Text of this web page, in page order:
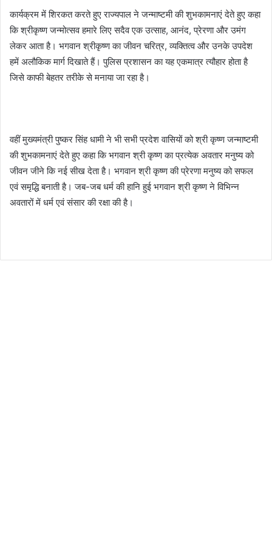
कार्यक्रम में शिरकत करते हुए राज्यपाल ने जन्माष्टमी की शुभकामनाएं देते हुए कहा
कि श्रीकृष्ण जन्मोत्सव हमारे लिए सदैव एक उत्साह, आनंद, प्रेरणा और उमंग
लेकर आता है। भगवान श्रीकृष्ण का जीवन चरित्र, व्यक्तित्व और उनके उपदेश
हमें अलौकिक मार्ग दिखाते हैं। पुलिस प्रशासन का यह एकमात्र त्यौहार होता है
जिसे काफी बेहतर तरीके से मनाया जा रहा है।
वहीं मुख्यमंत्री पुष्कर सिंह धामी ने भी सभी प्रदेश वासियों को श्री कृष्ण जन्माष्टमी
की शुभकामनाएं देते हुए कहा कि भगवान श्री कृष्ण का प्रत्येक अवतार मनुष्य को
जीवन जीने कि नई सीख देता है। भगवान श्री कृष्ण की प्रेरणा मनुष्य को सफल
एवं समृद्धि बनाती है। जब-जब धर्म की हानि हुई भगवान श्री कृष्ण ने विभिन्न
अवतारों में धर्म एवं संसार की रक्षा की है।